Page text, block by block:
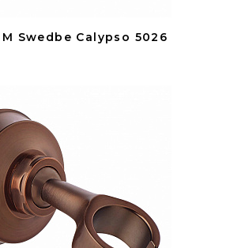
M Swedbe Calypso 5026